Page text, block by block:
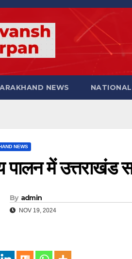
NEWS
NEWS
पालन में उत्तराखंड
By admin
NOV 19, 2024